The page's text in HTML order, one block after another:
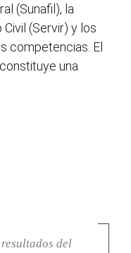
(Sunafil), la
(Servir) y los
competencias. El
una
del